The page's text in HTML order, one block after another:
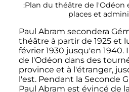
:Plan du théâtre de l'Odéon
places et
Paul Abram secondera
théâtre à partir de 1925 et
février 1930 jusqu'en 1940.
de l'Odéon dans des
province et à l'étranger,
l'est. Pendant la Seconde
Paul Abram est évincé de